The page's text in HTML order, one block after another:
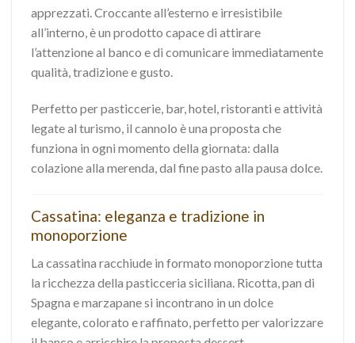
apprezzati. Croccante all’esterno e irresistibile
all’interno, è un prodotto capace di attirare
l’attenzione al banco e di comunicare immediatamente
qualità, tradizione e gusto.
Perfetto per pasticcerie, bar, hotel, ristoranti e attività
legate al turismo, il cannolo è una proposta che
funziona in ogni momento della giornata: dalla
colazione alla merenda, dal fine pasto alla pausa dolce.
Cassatina: eleganza e tradizione in
monoporzione
La cassatina racchiude in formato monoporzione tutta
la ricchezza della pasticceria siciliana. Ricotta, pan di
Spagna e marzapane si incontrano in un dolce
elegante, colorato e raffinato, perfetto per valorizzare